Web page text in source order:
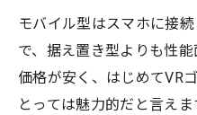
モバイル型はスマホに接
で、据え置き型よりも性能
価格が安く、はじめてVR
とっては魅力的だと言え